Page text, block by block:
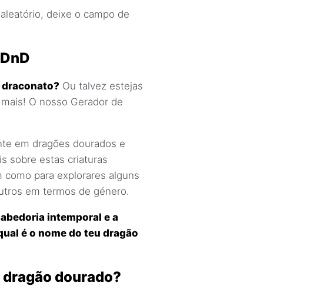
deixe o campo de
draconato? Ou talvez estejas
O nosso Gerador de
em dragões dourados e
sobre estas criaturas
para explorares alguns
em termos de género.
intemporal e a
é o nome do teu dragão
dourado?